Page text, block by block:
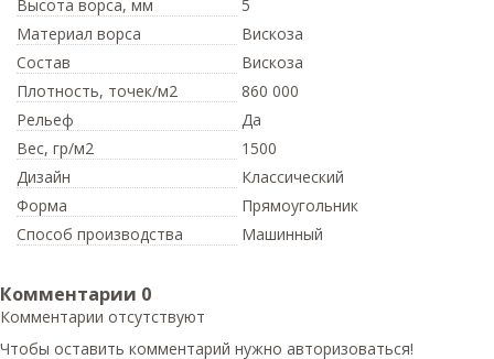
Высота ворса, мм
5
Материал ворса
Вискоза
Состав
Вискоза
Плотность, точек/м2
860 000
Рельеф
Да
Вес, гр/м2
1500
Дизайн
Классический
Форма
Прямоугольник
Способ производства
Машинный
Комментарии 0
Комментарии отсутствуют
Чтобы оставить комментарий нужно авторизоваться!